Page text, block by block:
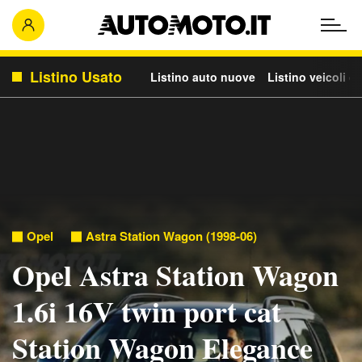
Listino Usato Listino auto nuove Listino veicoli
Opel Astra Station Wagon (1998-06)
Opel Astra Station Wagon
1.6i 16V twin port cat
Station Wagon Elegance